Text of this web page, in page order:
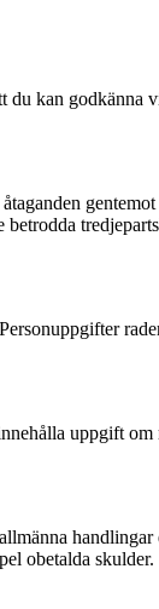
du kan
uppgift om
obetalda skulder.